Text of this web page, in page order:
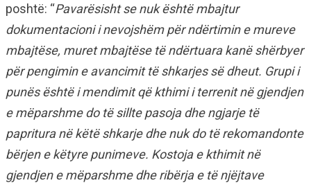
poshtë: “Pavarësisht se nuk është mbajtur
dokumentacioni i nevojshëm për ndërtimin e mureve
mbajtëse, muret mbajtëse të ndërtuara kanë shërbyer
për pengimin e avancimit të shkarjes së dheut. Grupi i
punës është i mendimit që kthimi i terrenit në gjendjen
e mëparshme do të sillte pasoja dhe ngjarje të
papritura në këtë shkarje dhe nuk do të rekomandonte
bërjen e këtyre punimeve. Kostoja e kthimit në
gjendjen e mëparshme dhe ribërja e të njëjtave